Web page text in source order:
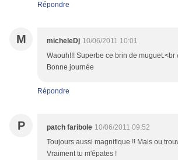
Répondre
M micheleDj 10/06/2011 10:01
Waouh!!! Superbe ce brin de muguet.<br
Bonne journée
Répondre
P patch faribole 10/06/2011 09:52
Toujours aussi magnifique !! Mais ou
Vraiment tu m'épates !